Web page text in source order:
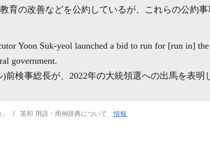
育の改善などを公約しているが、これらの公約
Yoon Suk-yeol launched a bid to run for [run in]
government.
前検事総長が、2022年の大統領選への出馬を表
英和 用語・用例辞典について情報